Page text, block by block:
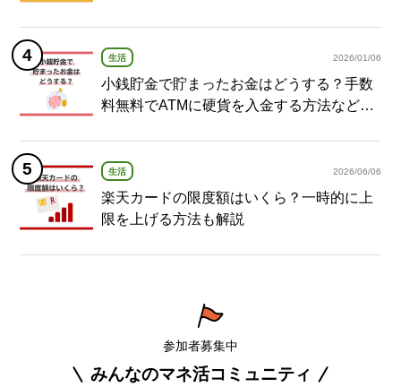
生活 2026/01/06
小銭貯金で貯まったお金はどうする？手数
料無料でATMに硬貨を入金する方法など紹
生活 2026/06/06
楽天カードの限度額はいくら？一時的に上
限を上げる方法も解説
参加者募集中
みんなのマネ活コミュニティ